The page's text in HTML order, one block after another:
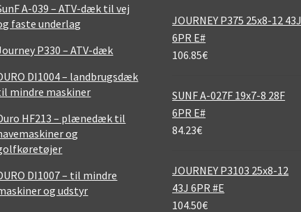
A-039 – ATV-dæk til vej
faste underlag
P330 – ATV-dæk
DI1004 – landbrugsdæk
mindre maskiner
HF213 – plænedæk til
og
DI1007 – til mindre
og udstyr
JOURNEY P375 25x8-12 43J
6PR E#
106.85€
SUNF A-027F 19x7-8 28F
6PR E#
84.23€
JOURNEY P3103 25x8-12
43J 6PR #E
104.50€